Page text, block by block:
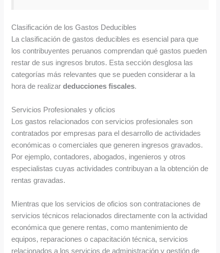
Clasificación de los Gastos Deducibles
La clasificación de gastos deducibles es esencial para que
los contribuyentes peruanos comprendan qué gastos pueden
restar de sus ingresos brutos. Esta sección desglosa las
categorías más relevantes que se pueden considerar a la
hora de realizardeducciones fiscales.
Servicios Profesionales y oficios
Los gastos relacionados con servicios profesionales son
contratados por empresas para el desarrollo de actividades
económicas o comerciales que generen ingresos gravados.
Por ejemplo, contadores, abogados, ingenieros y otros
especialistas cuyas actividades contribuyan a la obtención de
rentas gravadas.
Mientras que los servicios de oficios son contrataciones de
servicios técnicos relacionados directamente con la actividad
económica que genere rentas, como mantenimiento de
equipos, reparaciones o capacitación técnica, servicios
relacionados a los servicios de administración y gestión de